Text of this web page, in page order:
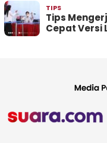
TIPS
Tips
Cepat Versi